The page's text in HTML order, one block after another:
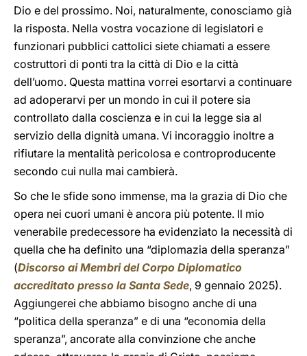
Dio e del prossimo. Noi, naturalmente, conosciamo già
la risposta. Nella vostra vocazione di legislatori e
funzionari pubblici cattolici siete chiamati a essere
costruttori di ponti tra la città di Dio e la città
dell’uomo. Questa mattina vorrei esortarvi a continuare
ad adoperarvi per un mondo in cui il potere sia
controllato dalla coscienza e in cui la legge sia al
servizio della dignità umana. Vi incoraggio inoltre a
rifiutare la mentalità pericolosa e controproducente
secondo cui nulla mai cambierà.
So che le sfide sono immense, ma la grazia di Dio che
opera nei cuori umani è ancora più potente. Il mio
venerabile predecessore ha evidenziato la necessità di
quella che ha definito una “diplomazia della speranza”
(Discorso ai Membri del Corpo Diplomatico
accreditato presso la Santa Sede, 9 gennaio 2025).
Aggiungerei che abbiamo bisogno anche di una
“politica della speranza” e di una “economia della
speranza”, ancorate alla convinzione che anche